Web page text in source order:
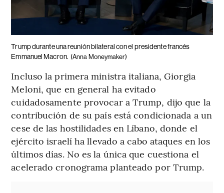
Trump durante una reunión bilateral con el presidente francés
Emmanuel Macron. (Anna Moneymaker)
Incluso la primera ministra italiana, Giorgia
Meloni, que en general ha evitado
cuidadosamente provocar a Trump, dijo que la
contribución de su país está condicionada a un
cese de las hostilidades en Líbano, donde el
ejército israelí ha llevado a cabo ataques en los
últimos días. No es la única que cuestiona el
acelerado cronograma planteado por Trump.